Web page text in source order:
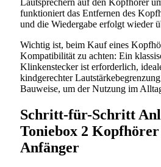
Lautsprechern auf den Kopfhörer
funktioniert das Entfernen des
und die Wiedergabe erfolgt wieder
Wichtig ist, beim Kauf eines
Kompatibilität zu achten: Ein
Klinkenstecker ist erforderlich,
kindgerechter
Bauweise, um der Nutzung im
Schritt-für-Schritt
Toniebox 2
Anfänger